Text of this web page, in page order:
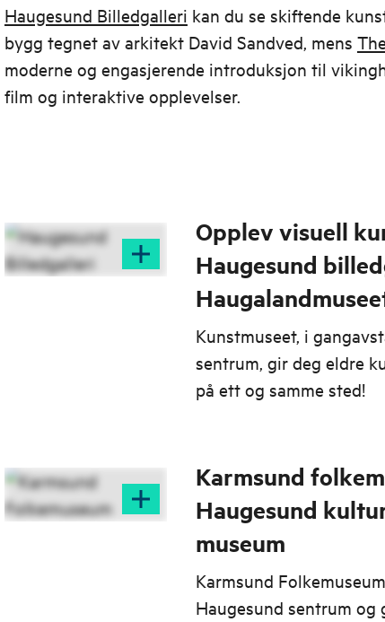
Haugesund Billedgalleri kan du se skiftende
bygg tegnet av arkitekt David Sandved, mens
moderne og engasjerende introduksjon til
film og interaktive opplevelser.
Opplev visuell
Haugesund
Kunstmuseet, i
sentrum, gir deg eldre
på ett og samme sted!
Karmsund
Haugesund
museum
Karmsund
Haugesund sentrum og